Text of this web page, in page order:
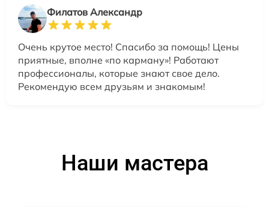
Филатов Александр
Очень крутое место! Спасибо за помощь! Цены
приятные, вполне «по карману»! Работают
профессионалы, которые знают свое дело.
Рекомендую всем друзьям и знакомым!
Наши мастера